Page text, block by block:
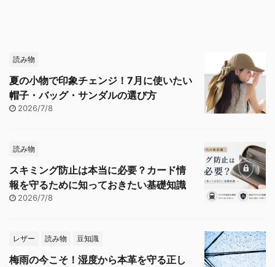
読み物
夏の小物で印象チェンジ！7月に使いたい
帽子・バッグ・サンダルの選び方
2026/7/8
読み物
スキミング防止は本当に必要？カード情
報を守るために知っておきたい基礎知識
2026/7/8
レザー 読み物 豆知識
梅雨の今こそ！湿度から本革を守る正し